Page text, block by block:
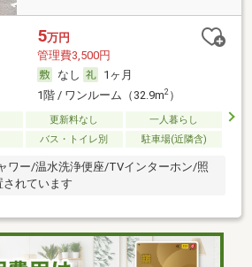
5万円
管理費3,500円
なし
1ヶ月
1階 / ワンルーム（32.9m2）
更新料なし
一人暮らし
バス・トイレ別 駐車場(近隣含)
ワー/温水洗浄便座/TVインターホン/照
されています